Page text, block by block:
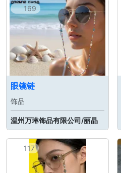
169
眼镜链
饰品
温州万琳饰品有限公司/丽晶
117